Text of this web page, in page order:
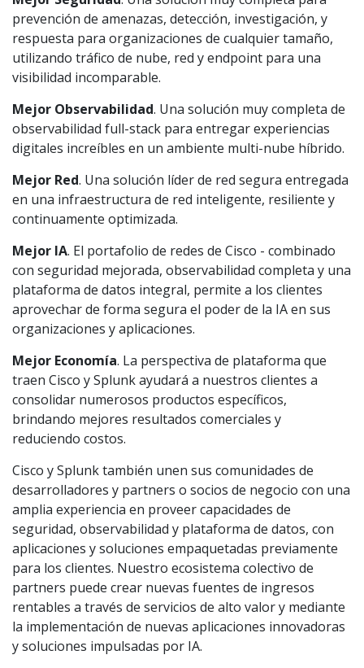
prevención de amenazas, detección, investigación, y
respuesta para organizaciones de cualquier tamaño,
utilizando tráfico de nube, red y endpoint para una
visibilidad incomparable.
Mejor Observabilidad. Una solución muy completa de
observabilidad full-stack para entregar experiencias
digitales increíbles en un ambiente multi-nube híbrido.
Mejor Red. Una solución líder de red segura entregada
en una infraestructura de red inteligente, resiliente y
continuamente optimizada.
Mejor IA. El portafolio de redes de Cisco - combinado
con seguridad mejorada, observabilidad completa y una
plataforma de datos integral, permite a los clientes
aprovechar de forma segura el poder de la IA en sus
organizaciones y aplicaciones.
Mejor Economía. La perspectiva de plataforma que
traen Cisco y Splunk ayudará a nuestros clientes a
consolidar numerosos productos específicos,
brindando mejores resultados comerciales y
reduciendo costos.
Cisco y Splunk también unen sus comunidades de
desarrolladores y partners o socios de negocio con una
amplia experiencia en proveer capacidades de
seguridad, observabilidad y plataforma de datos, con
aplicaciones y soluciones empaquetadas previamente
para los clientes. Nuestro ecosistema colectivo de
partners puede crear nuevas fuentes de ingresos
rentables a través de servicios de alto valor y mediante
la implementación de nuevas aplicaciones innovadoras
y soluciones impulsadas por IA.